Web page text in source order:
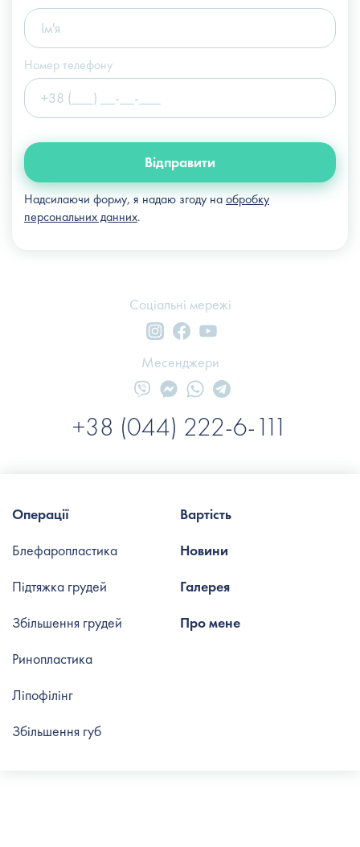
Номер телефону
Відправити
Надсилаючи форму, я надаю згоду наобробку
персональних данних.
Соціальні мережі
+38 (044) 222-6-111
Месенджери
Вартість
Новини
Галерея
Про мене
Операції
Блефаропластика
Підтяжка грудей
Збільшення грудей
Ринопластика
Ліпофілінг
Збільшення губ